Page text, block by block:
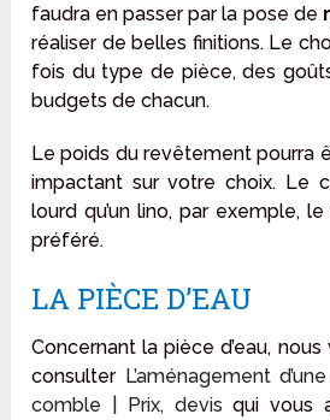
faudra en passer par la pose de
réaliser de belles finitions. Le
fois du type de pièce, des
budgets de chacun.
Le poids du revêtement pourra
impactant sur votre choix. Le
lourd qu’un lino, par exemple,
préféré.
LA PIÈCE D’EAU
Concernant la pièce d’eau,
consulter L’aménagement
comble | Prix, devis qui vous